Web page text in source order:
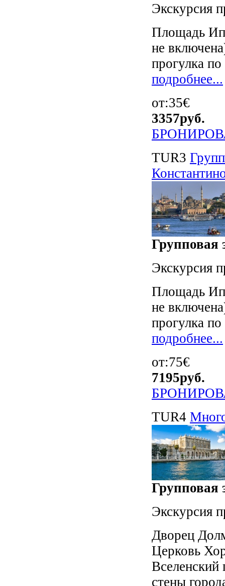
Экскурсия
Площадь
не
прогулка
подробнее...
от:35€
3357руб.
TUR3
Групповая
Экскурсия
Площадь
не
прогулка
подробнее...
от:75€
7195руб.
TUR4
Групповая
Экскурсия
Дворец
Церковь
Вселенский
стены